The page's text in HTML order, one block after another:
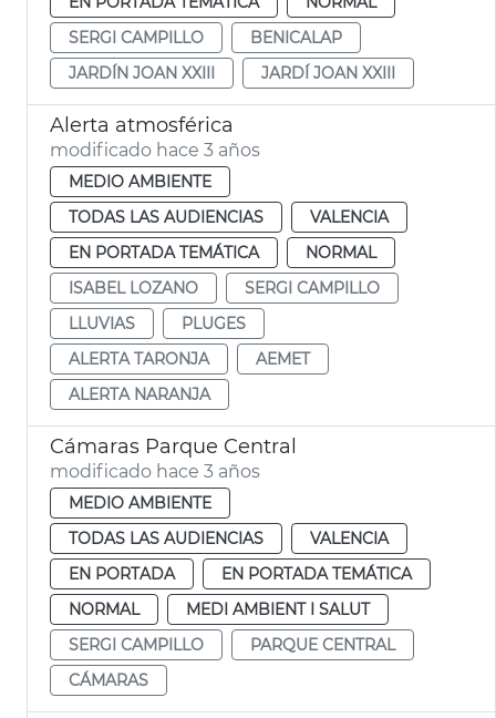
SERGI CAMPILLO
BENICALAP
JARDÍN JOAN XXIII
JARDÍ JOAN XXIII
Alerta atmosférica
modificado hace 3 años
MEDIO AMBIENTE
TODAS LAS AUDIENCIAS
VALENCIA
EN PORTADA TEMÁTICA
NORMAL
ISABEL LOZANO
SERGI CAMPILLO
LLUVIAS
PLUGES
ALERTA TARONJA
AEMET
ALERTA NARANJA
Cámaras Parque Central
modificado hace 3 años
MEDIO AMBIENTE
TODAS LAS AUDIENCIAS
VALENCIA
EN PORTADA
EN PORTADA TEMÁTICA
NORMAL
MEDI AMBIENT I SALUT
SERGI CAMPILLO
PARQUE CENTRAL
CÁMARAS